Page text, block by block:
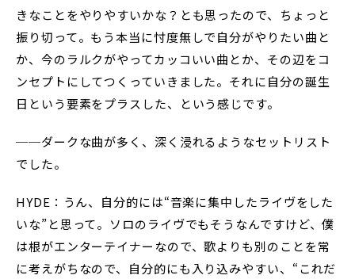
きなことをやりやすいかな？とも思ったので、ちょっと
振り切って。もう本当に忖度無しで自分がやりたい曲と
か、今のラルクがやってカッコいい曲とか、その辺をコ
ンセプトにしてつくっていきました。それに自分の誕生
日という要素をプラスした、という感じです。
──ダークな曲が多く、深く浸れるようなセットリスト
でした。
HYDE：うん、自分的には“音楽に集中したライヴをした
いな”と思って。ソロのライヴでもそうなんですけど、僕
は根がエンターテイナーなので、歌よりも別のことを常
に考えがちなので、自分的にも入り込みやすい、“これだ